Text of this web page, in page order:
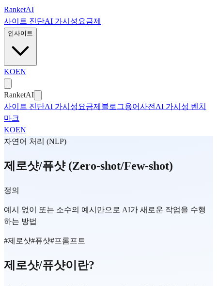
본문으로 건너뛰기
RanketAI
사이트 진단AI 가시성 요금제
인사이트
KOEN
RanketAI
사이트 진단AI 가시성 요금제 블로그용어사전 AI 가시성 벤치
마크
KOEN
자연어 처리 (NLP)
제로샷/퓨샷 (Zero-shot/Few-shot)
정의
예시 없이 또는 소수의 예시만으로 AI가 새로운 작업을 수행
하는 방법
#제로샷#퓨샷#프롬프트
제로샷/퓨샷이란?